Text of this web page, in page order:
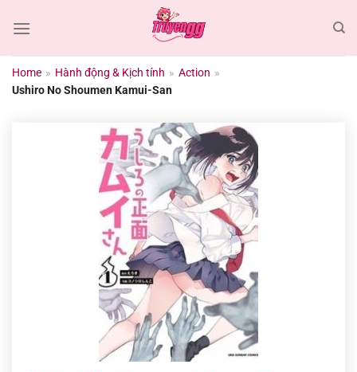
đến
dungHome » Hành động & Kịch tính » Action »
Ushiro No Shoumen Kamui-San